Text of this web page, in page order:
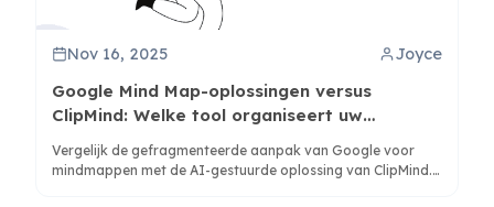
Nov 16, 2025 Joyce
Google Mind Map-oplossingen versus
ClipMind: Welke tool organiseert uw
informatie echt?
Vergelijk de gefragmenteerde aanpak van Google voor
mindmappen met de AI-gestuurde oplossing van ClipMind.